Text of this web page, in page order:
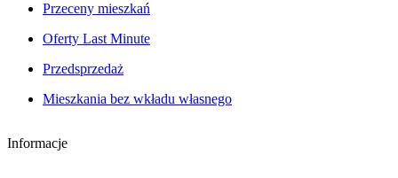
Przeceny mieszkań
Oferty Last Minute
Przedsprzedaż
Mieszkania bez wkładu własnego
Informacje